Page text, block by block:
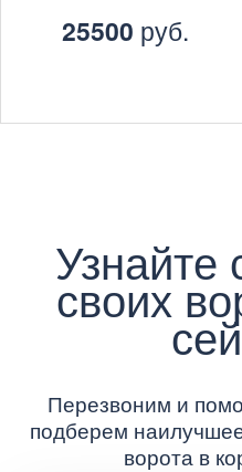
25500 руб.
Узнайте
своих
Перезвоним и
подберем
ворота в